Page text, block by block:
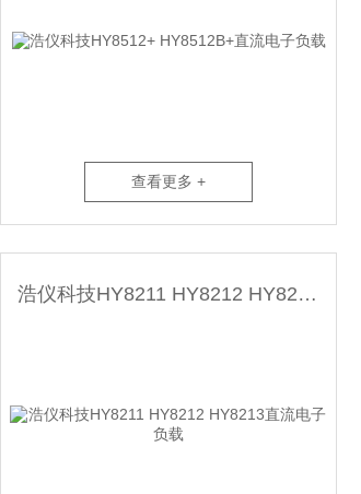
查看更多 +
浩仪科技HY8211 HY8212 HY8213直流电子负载